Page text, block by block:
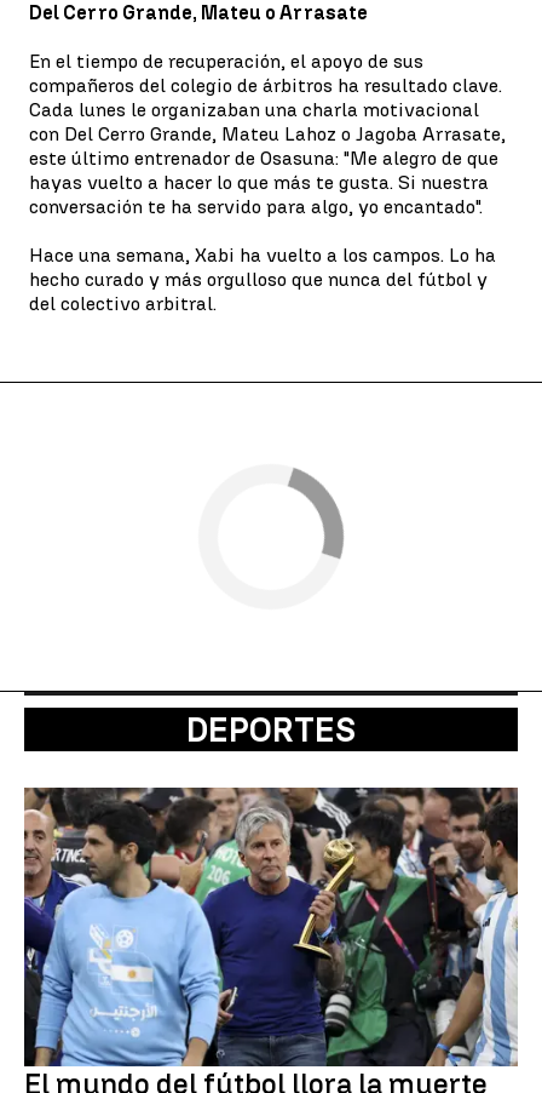
Del Cerro Grande, Mateu o Arrasate
En el tiempo de recuperación, el apoyo de sus
compañeros del colegio de árbitros ha resultado clave.
Cada lunes le organizaban una charla motivacional
con Del Cerro Grande, Mateu Lahoz o Jagoba Arrasate,
este último entrenador de Osasuna: "Me alegro de que
hayas vuelto a hacer lo que más te gusta. Si nuestra
conversación te ha servido para algo, yo encantado".
Hace una semana, Xabi ha vuelto a los campos. Lo ha
hecho curado y más orgulloso que nunca del fútbol y
del colectivo arbitral.
DEPORTES
El mundo del fútbol llora la muerte